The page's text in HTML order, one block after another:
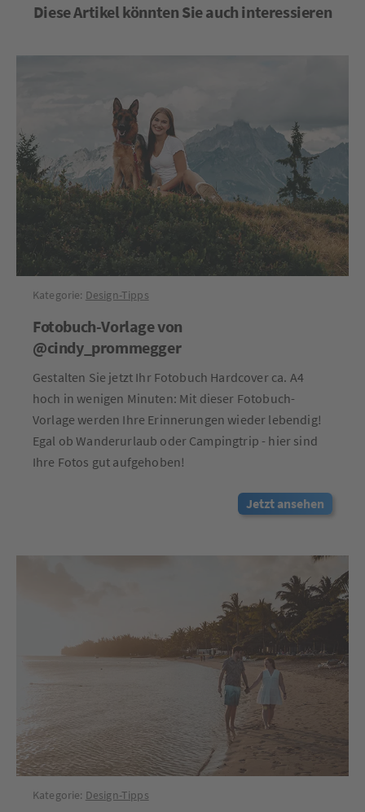
Diese Artikel könnten Sie auch interessieren
Kategorie: Design-Tipps
Fotobuch-Vorlage von
@cindy_prommegger
Gestalten Sie jetzt Ihr Fotobuch Hardcover ca. A4
hoch in wenigen Minuten: Mit dieser Fotobuch-
Vorlage werden Ihre Erinnerungen wieder lebendig!
Egal ob Wanderurlaub oder Campingtrip - hier sind
Ihre Fotos gut aufgehoben!
Jetzt ansehen
Kategorie: Design-Tipps